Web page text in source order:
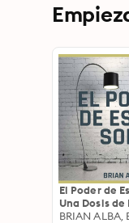
El Poder de
Una Dosis
BRIAN ALBA,